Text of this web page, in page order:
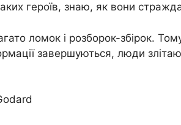
героїв, знаю, як вони
ломок і розборок-збірок.
завершуються, люди